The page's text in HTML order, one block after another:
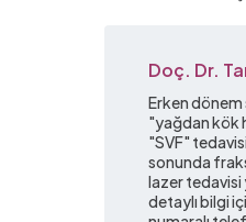
Doç. Dr.
Erken dönem
"yağdan kök
"SVF"
sonunda
lazer tedavisi
detaylı bilgi